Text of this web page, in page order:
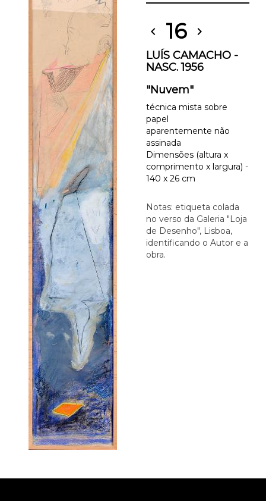
chevron_left 16 chevron_right
LUÍS CAMACHO -
NASC. 1956
"Nuvem"
técnica mista sobre
papel
aparentemente não
assinada
Dimensões (altura x
comprimento x largura) -
140 x 26 cm
Notas: etiqueta colada
no verso da Galeria "Loja
de Desenho", Lisboa,
identificando o Autor e a
obra.